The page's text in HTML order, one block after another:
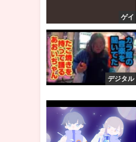
ゲイ
デジタル